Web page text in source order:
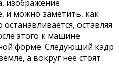
изображение
и можно заметить, как
оставляя
этого к машине
форме. Следующий кадр
а вокруг неё стоят